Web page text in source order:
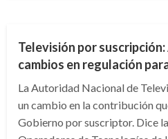
Televisión por
cambios en regulación
La Autoridad Nacional de
un cambio en la contribución
Gobierno por suscriptor. Dice